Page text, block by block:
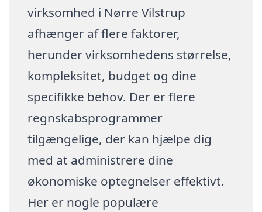
virksomhed i Nørre Vilstrup
afhænger af flere faktorer,
herunder virksomhedens størrelse,
kompleksitet, budget og dine
specifikke behov. Der er flere
regnskabsprogrammer
tilgængelige, der kan hjælpe dig
med at administrere dine
økonomiske optegnelser effektivt.
Her er nogle populære